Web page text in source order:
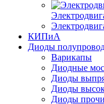
КИПиА
Диоды
Варикапы
Диодные
Диоды
Диоды
Диоды